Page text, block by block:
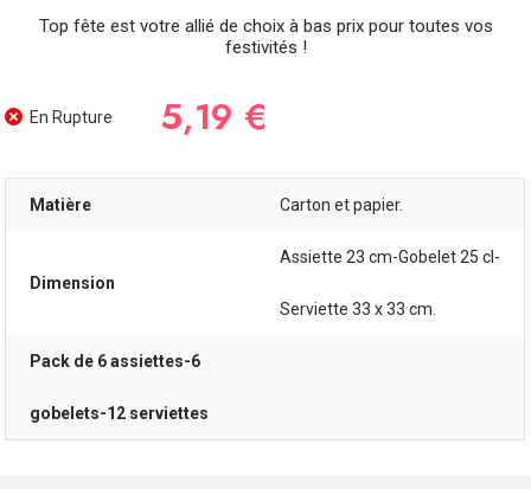
Top fête est votre allié de choix à bas prix pour toutes vos
festivités !
En Rupture 5,19 €
Matière Carton et papier.
Dimension
Assiette 23 cm-Gobelet 25 cl-
Serviette 33 x 33 cm.
Pack de 6 assiettes-6
gobelets-12 serviettes